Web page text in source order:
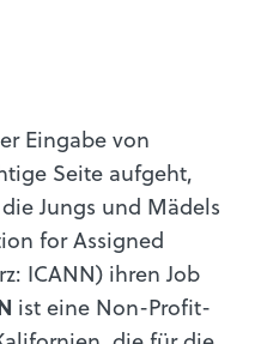
Eingabe von
Seite aufgeht,
Jungs und Mädels
for Assigned
ICANN) ihren Job
ist eine Non-Profit-